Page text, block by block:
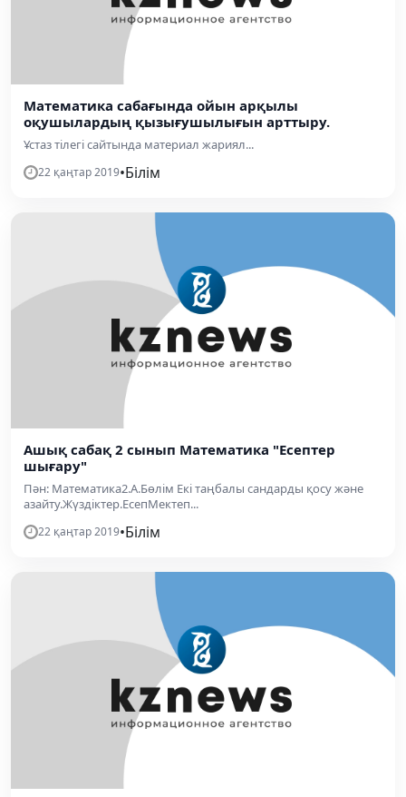
Математика сабағында ойын арқылы
оқушылардың қызығушылығын арттыру.
Ұстаз тілегі сайтында материал жариял...
22 қаңтар 2019•Білім
Ашық сабақ 2 сынып Математика "Есептер
шығару"
Пән: Математика2.А.Бөлім Екі таңбалы сандарды қосу және
азайту.Жүздіктер.ЕсепМектеп...
22 қаңтар 2019•Білім